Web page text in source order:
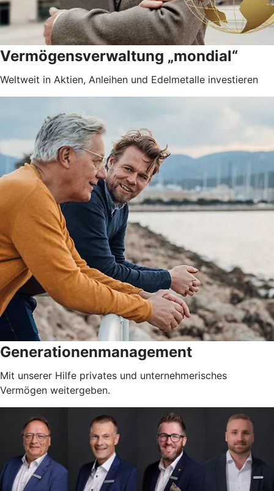
Vermögensverwaltung „mondial“
Weltweit in Aktien, Anleihen und Edelmetalle investieren
Generationenmanagement
Mit unserer Hilfe privates und unternehmerisches
Vermögen weitergeben.